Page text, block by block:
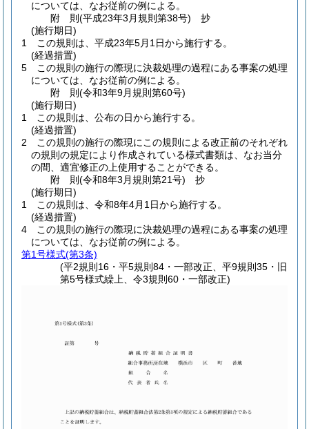
については、なお従前の例による。
附 則(平成23年3月規則第38号) 抄
(施行期日)
1
この規則は、平成23年5月1日から施行する。
(経過措置)
5
この規則の施行の際現に決裁処理の過程にある事案の処理
については、なお従前の例による。
附 則(令和3年9月規則第60号)
(施行期日)
1
この規則は、公布の日から施行する。
(経過措置)
2
この規則の施行の際現にこの規則による改正前のそれぞれ
の規則の規定により作成されている様式書類は、なお当分
の間、適宜修正の上使用することができる。
附 則(令和8年3月規則第21号) 抄
(施行期日)
1
この規則は、令和8年4月1日から施行する。
(経過措置)
4
この規則の施行の際現に決裁処理の過程にある事案の処理
については、なお従前の例による。
第1号様式(第3条)
(平2規則16・平5規則84・一部改正、平9規則35・旧
第5号様式繰上、令3規則60・一部改正)